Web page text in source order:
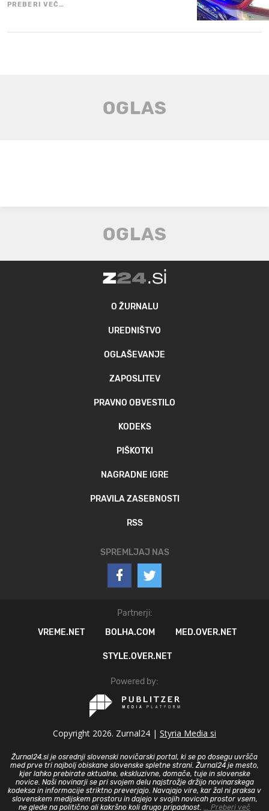
PREBERI VEČ…
O ŽURNALU
UREDNIŠTVO
OGLAŠEVANJE
ZAPOSLITEV
PRAVNO OBVESTILO
KODEKS
PIŠKOTKI
NAGRADNE IGRE
PRAVILA ZASEBNOSTI
RSS
SPREMLJAJ NAS
Partnerji:
VREME.NET
BOLHA.COM MED.OVER.NET
STYLE.OVER.NET
Powered by:
Copyright 2026. Zurnal24 | Styria Media si
Žurnal24.si je osrednji slovenski novičarski portal, ki se po dosegu uvršča
med prve tri najbolj obiskane slovenske spletne strani. Žurnal24 je mesto,
kjer lahko prebirate aktualne, ekskluzivne, domače, tuje in slovenske
novice. Naši novinarji se pri svojem delu najstrožje držijo novinarskega
kodeksa in informacije striktno preverjajo. Navajajo vire, kar žal ni praksa v
slovenskem medijskem prostoru in dajejo v svojih novicah prostor vsem,
ne glede na politično ali kakršno koli drugo pripadnost. ... Preberi več